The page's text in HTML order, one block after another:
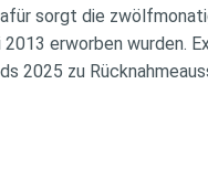
sorgt die
erworben wurden.
2025 zu